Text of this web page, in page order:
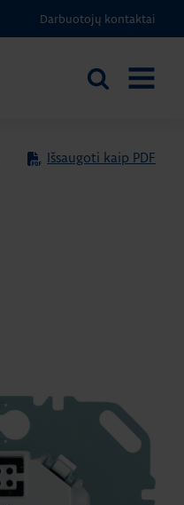
Darbuotojų kontaktai
Ieškoti
Išsaugoti kaip PDF